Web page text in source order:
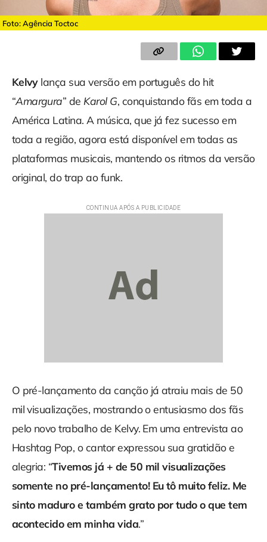
Foto: Agência Toctoc
Kelvylança sua versão em português do hit
“Amargura” de Karol G, conquistando fãs em toda a
América Latina. A música, que já fez sucesso em
toda a região, agora está disponível em todas as
plataformas musicais, mantendo os ritmos da versão
original, do trap ao funk.
O pré-lançamento da canção já atraiu mais de 50
mil visualizações, mostrando o entusiasmo dos fãs
pelo novo trabalho de Kelvy. Em uma entrevista ao
Hashtag Pop, o cantor expressou sua gratidão e
alegria: “Tivemos já + de 50 mil visualizações
somente no pré-lançamento! Eu tô muito feliz. Me
sinto maduro e também grato por tudo o que tem
acontecido em minha vida.”